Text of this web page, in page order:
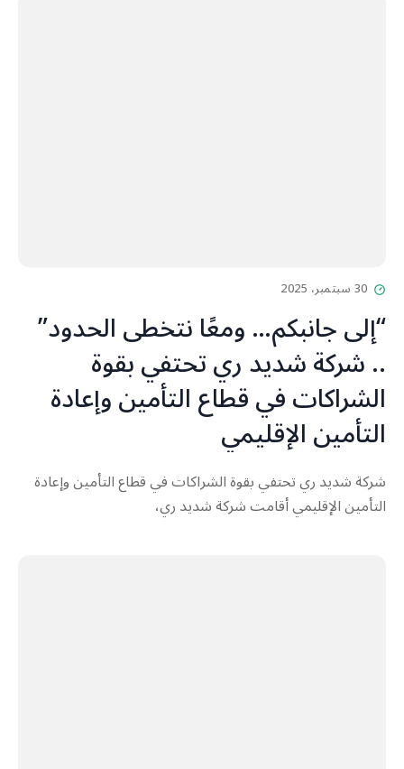
30 سبتمبر، 2025
“إلى جانبكم… ومعًا نتخطى الحدود”
.. شركة شديد ري تحتفي بقوة
الشراكات في قطاع التأمين وإعادة
التأمين الإقليمي
شركة شديد ري تحتفي بقوة الشراكات في قطاع التأمين وإعادة
التأمين الإقليمي أقامت شركة شديد ري،